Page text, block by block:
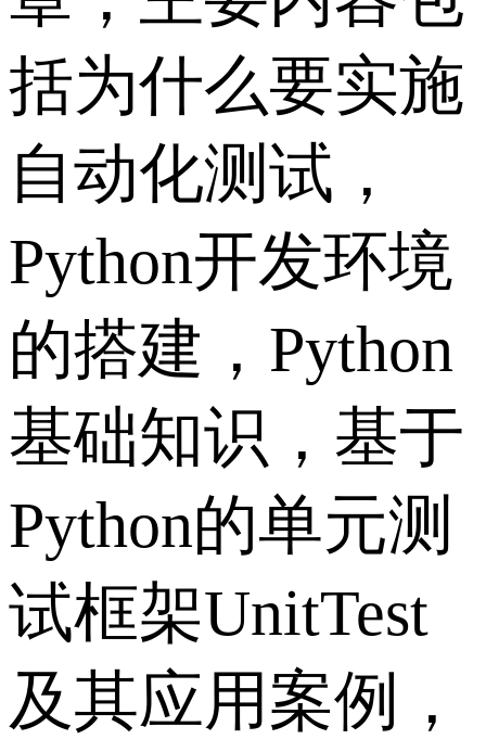
括为什么要实施
自动化测试，
Python开发环境
的搭建，Python
基础知识，基于
Python的单元测
试框架UnitTest
及其应用案例，